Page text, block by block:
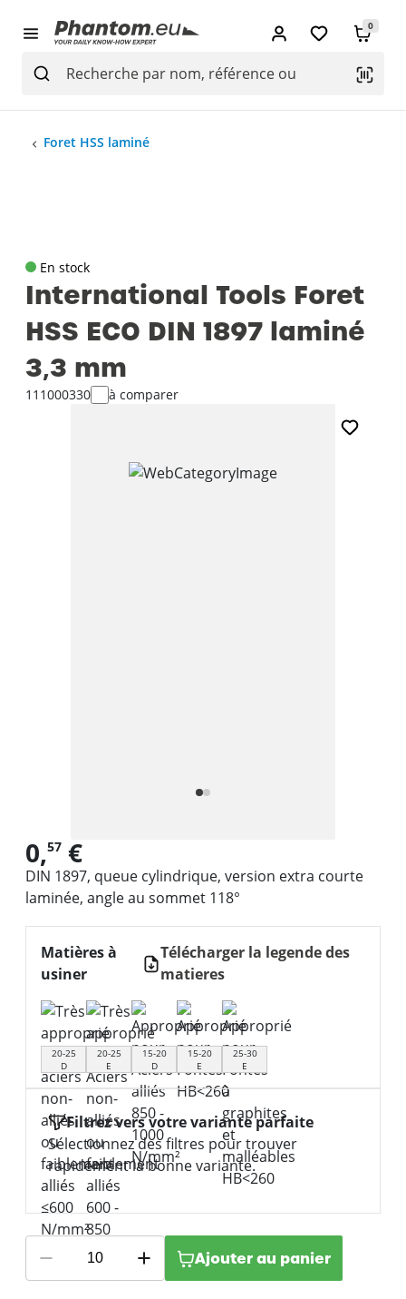
0
Foret HSS laminé
En stock
International Tools Foret
HSS ECO DIN 1897 laminé
3‚3 mm
111000330 à comparer
0,57 €
DIN 1897, queue cylindrique, version extra courte
laminée, angle au sommet 118°
Matières à
usiner
Télécharger la legende des
matieres
20-25
D
20-25
E
15-20
D
15-20
E
25-30
E
Filtrez vers votre variante parfaite
Sélectionnez des filtres pour trouver
rapidement la bonne variante.
Ajouter au panier